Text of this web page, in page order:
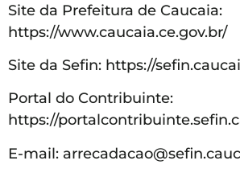
Site da Prefeitura de Caucaia:
https://www.caucaia.ce.gov.br/
Site da Sefin: https://
Portal do Contribuinte:
https://
E-mail: